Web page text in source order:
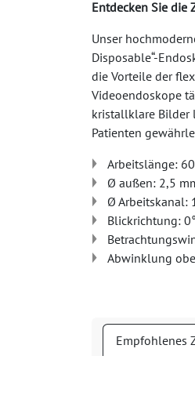
Entdecken Sie die
Unser
Disposable“-
die Vorteile der
Videoendoskope
kristallklare Bilder
Patienten
Arbeitslänge:
Ø außen: 2,5
Ø Arbeitskanal:
Blickrichtung: 0°
Abwinklung
Empfohlenes